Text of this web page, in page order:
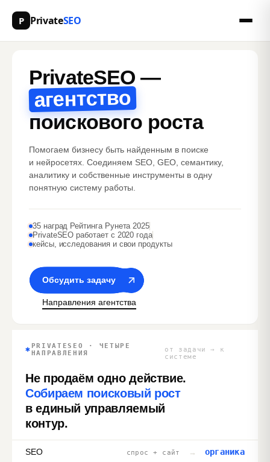
P PrivateSEO
PrivateSEO —
агентство
поискового роста
Помогаем бизнесу быть найденным в поиске
и нейросетях. Соединяем SEO, GEO, семантику,
аналитику и собственные инструменты в одну
понятную систему работы.
35 наград Рейтинга Рунета 2025
PrivateSEO работает с 2020 года
кейсы, исследования и свои продукты
Обсудить задачу
Направления агентства
✱ PRIVATESEO · ЧЕТЫРЕ
НАПРАВЛЕНИЯ
от задачи → к
системе
Не продаём одно действие.
Собираем поисковый рост
в единый управляемый
контур.
SEO спрос + сайт → органика